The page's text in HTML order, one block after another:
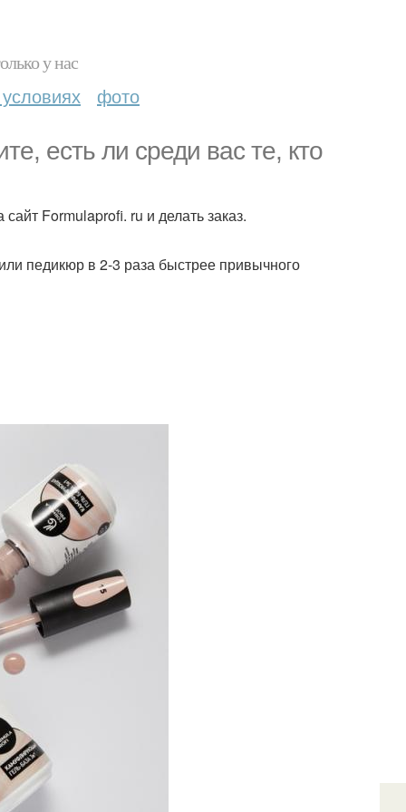
у нас
фото
есть ли среди вас те, кто
Formulaprofi. ru и делать заказ.
педикюр в 2-3 раза быстрее привычного